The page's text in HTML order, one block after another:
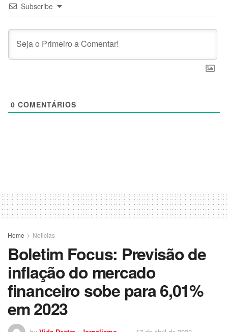
Subscribe
0 COMENTÁRIOS
Home Noticias
Boletim Focus: Previsão de
inflação do mercado
financeiro sobe para 6,01%
em 2023